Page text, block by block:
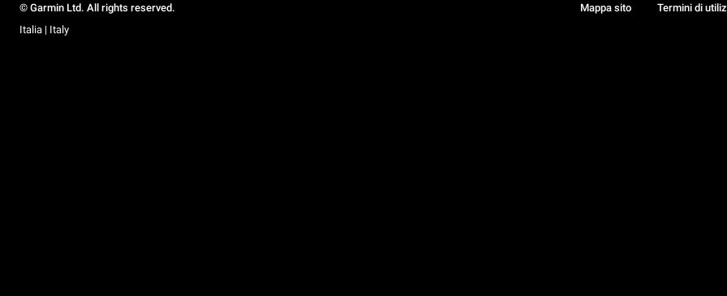
© Garmin Ltd. All rights reserved. Mappa sito Termini di
Italia | Italy